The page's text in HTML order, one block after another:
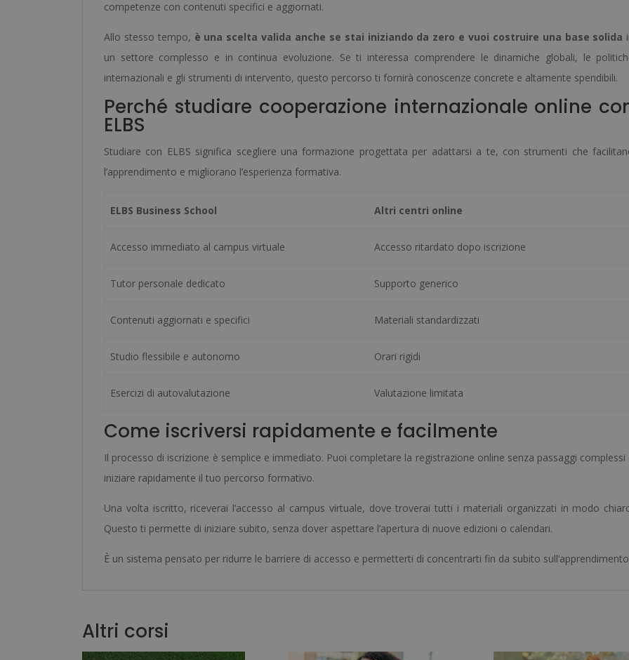
competenze con contenuti specifici e aggiornati.
Allo stesso tempo, è una scelta valida anche se stai iniziando da zero e vuoi costruire una base solida
un settore complesso e in continua evoluzione. Se ti interessa comprendere le dinamiche globali, le
internazionali e gli strumenti di intervento, questo percorso ti fornirà conoscenze concrete e altamente spendibili.
Perché studiare cooperazione internazionale online
ELBS
Studiare con ELBS significa scegliere una formazione progettata per adattarsi a te, con strumenti che
l’apprendimento e migliorano l’esperienza formativa.
ELBS Business School Altri centri online
Accesso immediato al campus virtuale Accesso ritardato dopo iscrizione
Tutor personale dedicato Supporto generico
Contenuti aggiornati e specifici Materiali standardizzati
Studio flessibile e autonomo Orari rigidi
Esercizi di autovalutazione Valutazione limitata
Come iscriversi rapidamente e facilmente
Il processo di iscrizione è semplice e immediato. Puoi completare la registrazione online senza passaggi complessi
iniziare rapidamente il tuo percorso formativo.
Una volta iscritto, riceverai l’accesso al campus virtuale, dove troverai tutti i materiali organizzati in modo
Questo ti permette di iniziare subito, senza dover aspettare l’apertura di nuove edizioni o calendari.
È un sistema pensato per ridurre le barriere di accesso e permetterti di concentrarti fin da subito
Altri corsi